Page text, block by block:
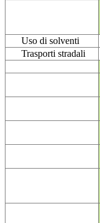
Uso di solventi
Trasporti stradali